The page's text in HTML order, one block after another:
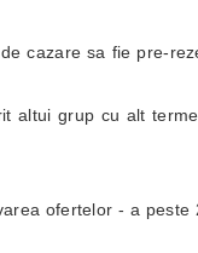
cazare sa fie pre-
altui grup cu alt
ofertelor - a peste